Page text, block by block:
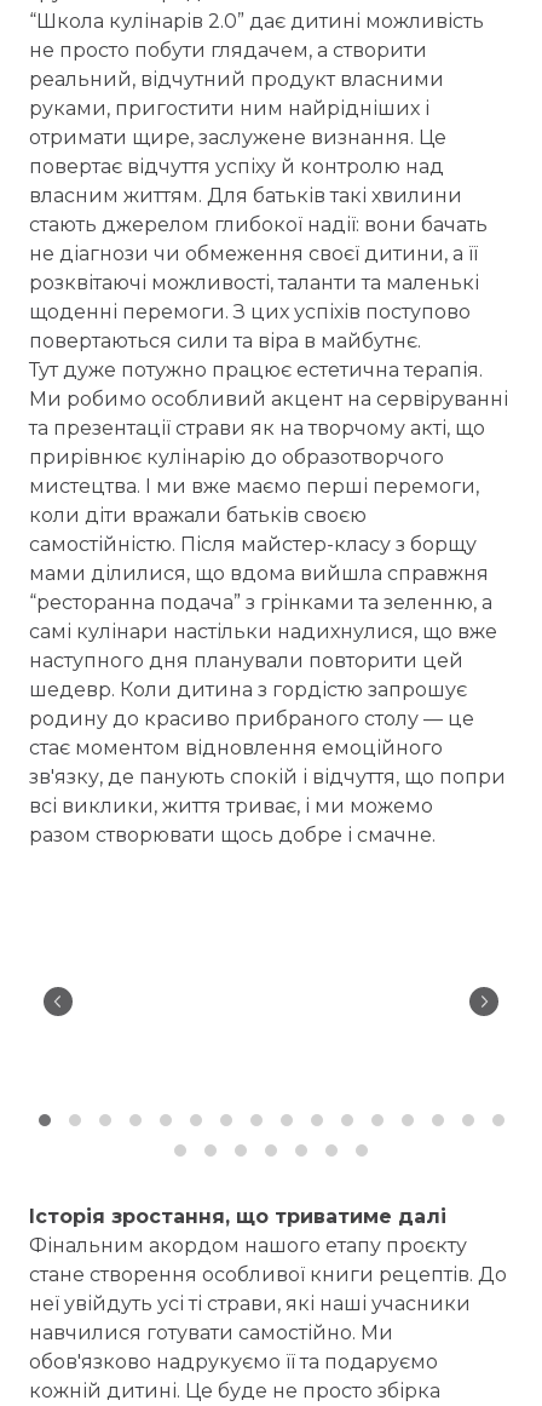
“Школа кулінарів 2.0” дає дитині можливість
не просто побути глядачем, а створити
реальний, відчутний продукт власними
руками, пригостити ним найрідніших і
отримати щире, заслужене визнання. Це
повертає відчуття успіху й контролю над
власним життям. Для батьків такі хвилини
стають джерелом глибокої надії: вони бачать
не діагнози чи обмеження своєї дитини, а її
розквітаючі можливості, таланти та маленькі
щоденні перемоги. З цих успіхів поступово
повертаються сили та віра в майбутнє.
Тут дуже потужно працює естетична терапія.
Ми робимо особливий акцент на сервіруванні
та презентації страви як на творчому акті, що
прирівнює кулінарію до образотворчого
мистецтва. І ми вже маємо перші перемоги,
коли діти вражали батьків своєю
самостійністю. Після майстер-класу з борщу
мами ділилися, що вдома вийшла справжня
“ресторанна подача” з грінками та зеленню, а
самі кулінари настільки надихнулися, що вже
наступного дня планували повторити цей
шедевр. Коли дитина з гордістю запрошує
родину до красиво прибраного столу — це
стає моментом відновлення емоційного
зв'язку, де панують спокій і відчуття, що попри
всі виклики, життя триває, і ми можемо
разом створювати щось добре і смачне.
Історія зростання, що триватиме далі
Фінальним акордом нашого етапу проєкту
стане створення особливої книги рецептів. До
неї увійдуть усі ті страви, які наші учасники
навчилися готувати самостійно. Ми
обов'язково надрукуємо її та подаруємо
кожній дитині. Це буде не просто збірка